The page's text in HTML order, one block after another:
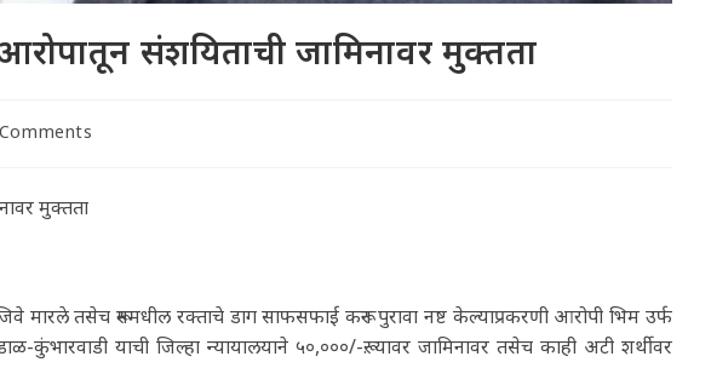
संशयिताची जामिनावर मुक्तता
मुक्तता
मारले तसेच रूममधील रक्ताचे डाग साफसफाई करून पुरावा नष्ट केल्याप्रकरणी आरोपी भिम उर्फ
कुंभारवाडी याची जिल्हा न्यायालयाने ५०,०००/-रू. यावर जामिनावर तसेच काही अटी शर्थीवर